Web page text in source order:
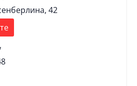
42